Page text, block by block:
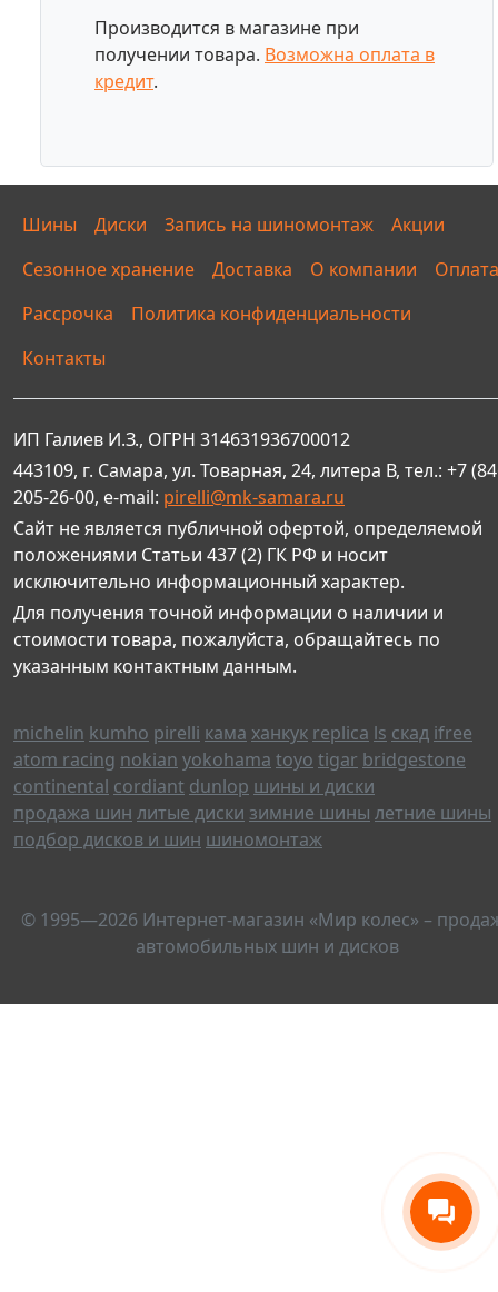
Производится в магазине при
получении товара. Возможна оплата в
кредит.
Шины Диски Запись на шиномонтаж
Акции
Сезонное хранение
Доставка О компании
Оплата
Рассрочка
Политика конфиденциальности
Контакты
ИП Галиев И.З., ОГРН 314631936700012
443109, г. Самара, ул. Товарная, 24, литера В, тел.: +7
205-26-00, e-mail: pirelli@mk-samara.ru
Сайт не является публичной офертой, определяемой
положениями Статьи 437 (2) ГК РФ и носит
исключительно информационный характер.
Для получения точной информации о наличии и
стоимости товара, пожалуйста, обращайтесь по
указанным контактным данным.
michelin kumho pirelli кама ханкук replica ls скад ifree
atom racing nokian yokohama toyo tigar bridgestone
continental cordiant dunlop шины и диски
продажа шин литые диски зимние шины летние шины
подбор дисков и шин шиномонтаж
© 1995—2026 Интернет-магазин «Мир колес» –
автомобильных шин и дисков